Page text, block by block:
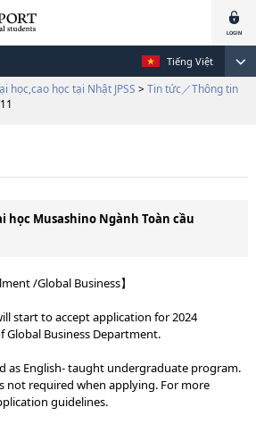
Tiếng Việt
học,cao học tại Nhật JPSS > Tin tức／Thông tin
học Musashino Ngành Toàn cầu
/Global Business】
start to accept application for 2024
Business Department.
as English- taught undergraduate program.
not required when applying. For more
guidelines.